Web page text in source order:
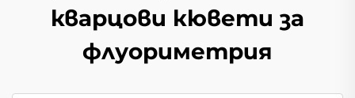
кварцови кювети за
флуориметрия